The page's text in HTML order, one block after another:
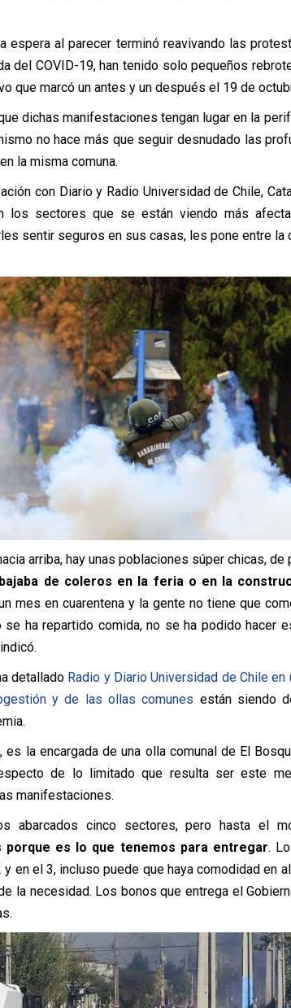
espera al parecer terminó reavivando las
del COVID-19, han tenido solo pequeños
que marcó un antes y un después el 19 de
dichas manifestaciones tengan lugar en la
no hace más que seguir desnudado las
la misma comuna.
con Diario y Radio Universidad de Chile,
los sectores que se están viendo más
sentir seguros en sus casas, les pone entre
arriba, hay unas poblaciones súper chicas,
de coleros en la feria o en la
mes en cuarentena y la gente no tiene que
ha repartido comida, no se ha podido hacer
detallado Radio y Diario Universidad de Chile
y de las ollas comunes están siendo
es la encargada de una olla comunal de El
de lo limitado que resulta ser este
manifestaciones.
abarcados cinco sectores, pero hasta el
porque es lo que tenemos para entregar.
en el 3, incluso puede que haya comodidad en
la necesidad. Los bonos que entrega el